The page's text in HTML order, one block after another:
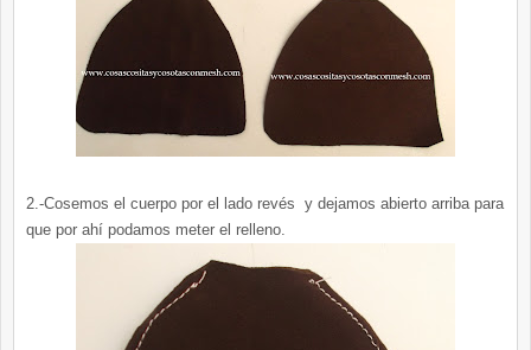
2.-Cosemos el cuerpo por el lado revés y dejamos abierto arriba para
que por ahí podamos meter el relleno.